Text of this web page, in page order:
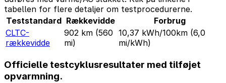
tabellen for flere detaljer om testprocedurerne.
Teststandard Rækkevidde
Forbrug
CLTC-
rækkevidde
902 km (560
mi)
10,37 kWh/100km (6,0
mi/kWh)
Officielle testcyklusresultater med tilføjet
opvarmning.